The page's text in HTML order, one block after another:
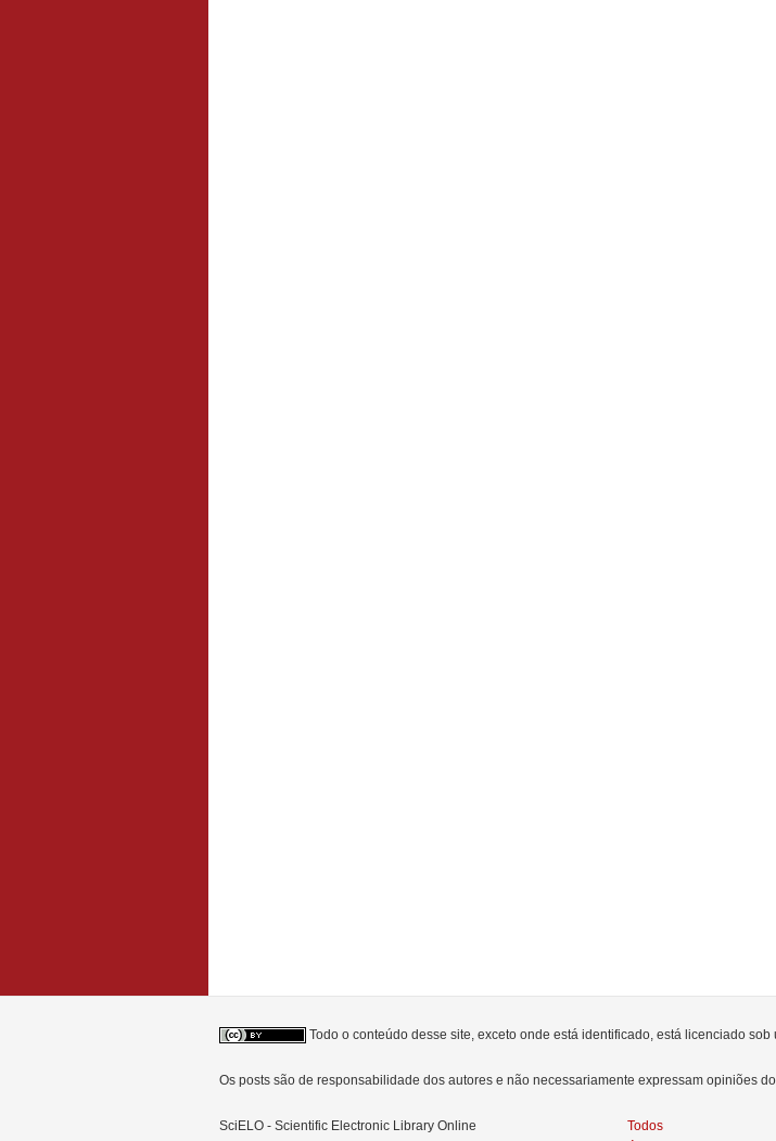
Todo o conteúdo desse site, exceto onde está identificado, está licenciado sob
Os posts são de responsabilidade dos autores e não necessariamente expressam opiniões
SciELO - Scientific Electronic Library Online Todos